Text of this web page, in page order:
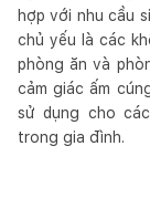
hợp với nhu cầu
chủ yếu là các
phòng ăn và
cảm giác ấm
sử dụng cho
trong gia đình.